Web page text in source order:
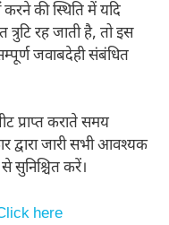
करने की स्थिति में यदि
त्रुटि रह जाती है, तो इस
जवाबदेही संबंधित
प्राप्त कराते समय
द्वारा जारी सभी आवश्यक
सुनिश्चित करें।
here